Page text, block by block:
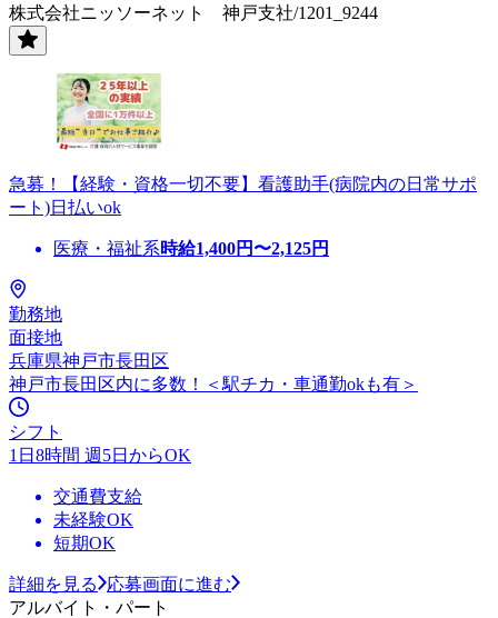
株式会社ニッソーネット 神戸支社/1201_9244
急募！【経験・資格一切不要】看護助手(病院内の日常サポ
ート)日払いok
医療・福祉系時給1,400円〜2,125円
勤務地
面接地
兵庫県神戸市長田区
神戸市長田区内に多数！＜駅チカ・車通勤okも有＞
シフト
1日8時間 週5日からOK
交通費支給
未経験OK
短期OK
詳細を見る
応募画面に進む
アルバイト・パート